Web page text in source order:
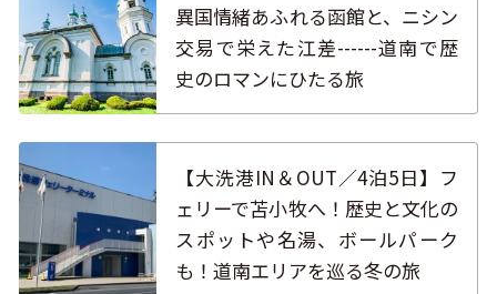
異国情緒あふれる函館と、ニシン
交易で栄えた江差------道南で歴
史のロマンにひたる旅
【大洗港IN＆OUT／4泊5日】フ
ェリーで苫小牧へ！歴史と文化の
スポットや名湯、ボールパーク
も！道南エリアを巡る冬の旅